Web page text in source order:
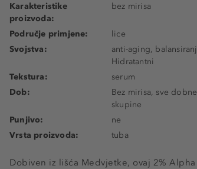
Dobiven iz lišća Medvjetke, ovaj 2%
Karakteristike
proizvoda:
bez mirisa
Područje primjene:
lice
Svojstva:
anti-aging,
Hidratantni
Tekstura:
serum
Dob:
Bez mirisa, sve dobne
skupine
Punjivo:
ne
Vrsta proizvoda:
tuba